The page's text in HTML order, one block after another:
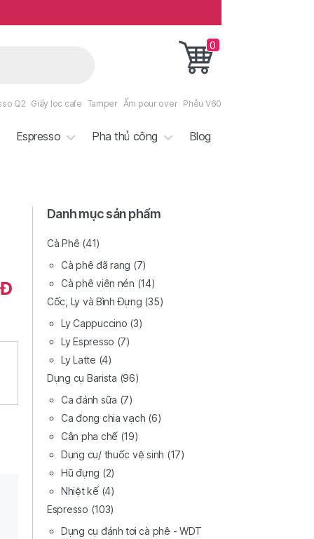
0
Q2 Giấy lọc cafe Tamper Ấm pour over Phễu V60
Espresso Pha thủ công
Blog
Danh mục sản phẩm
Cà Phê (41)
Cà phê đã rang (7)
Cà phê viên nén (14)
Cốc, Ly và Bình Đựng (35)
Ly Cappuccino (3)
Ly Espresso (7)
Ly Latte (4)
Dụng cụ Barista (96)
Ca đánh sữa (7)
Ca đong chia vạch (6)
Cân pha chế (19)
Dụng cụ/ thuốc vệ sinh (17)
Hũ đựng (2)
Nhiệt kế (4)
Espresso (103)
Dụng cụ đánh tơi cà phê - WDT